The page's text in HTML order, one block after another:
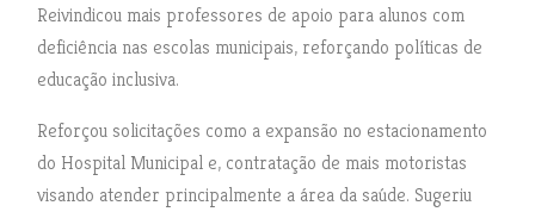
Reivindicou mais professores de apoio para alunos com
deficiência nas escolas municipais, reforçando políticas de
educação inclusiva.
Reforçou solicitações como a expansão no estacionamento
do Hospital Municipal e, contratação de mais motoristas
visando atender principalmente a área da saúde. Sugeriu